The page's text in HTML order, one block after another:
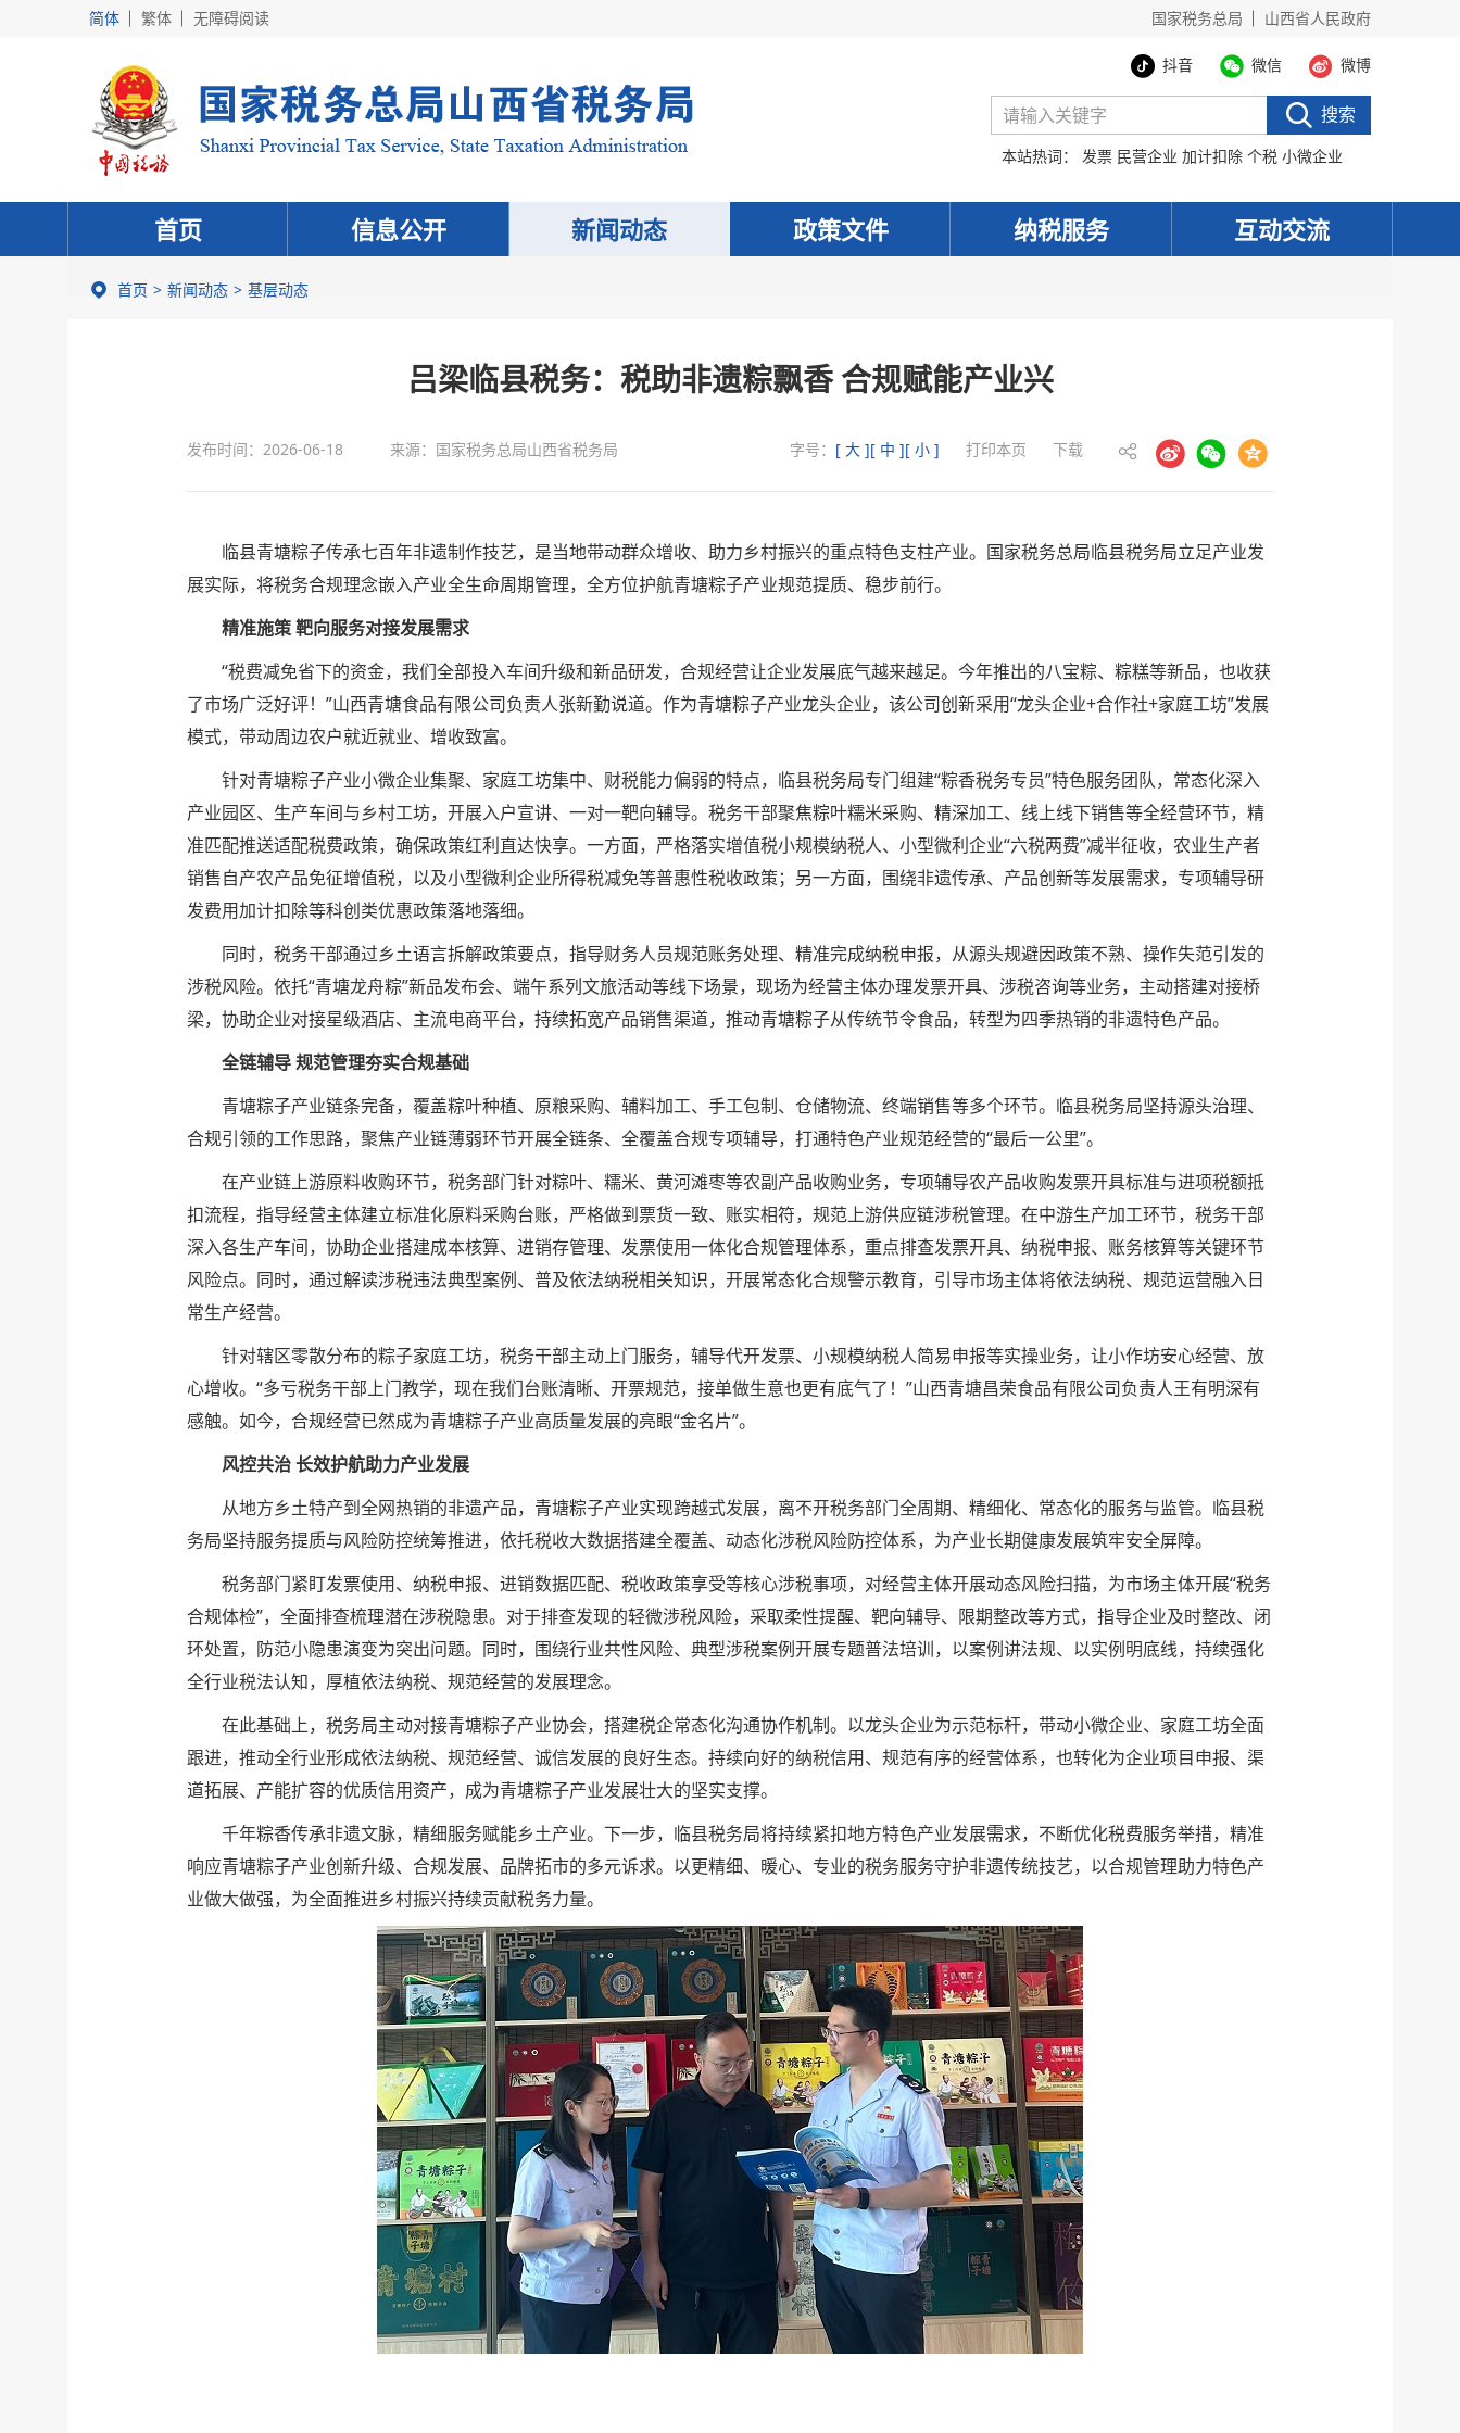
简体 繁体 无障碍阅读 国家税务总局 山西省人民政府
抖音 微信 微博
搜索
本站热词： 发票 民营企业 加计扣除 个税 小微企业
首页 信息公开 新闻动态 政策文件 纳税服务 互动交流
首页 新闻动态 基层动态
吕梁临县税务：税助非遗粽飘香 合规赋能产业兴
发布时间：2026-06-18 来源：国家税务总局山西省税务局 字号： [ 大 ][ 中 ][ 小 ] 打印本页 下载
临县青塘粽子传承七百年非遗制作技艺，是当地带动群众增收、助力乡村振兴的重点特色支柱产业。国家税务总局临县税务局立足产业发
展实际，将税务合规理念嵌入产业全生命周期管理，全方位护航青塘粽子产业规范提质、稳步前行。
精准施策 靶向服务对接发展需求
“税费减免省下的资金，我们全部投入车间升级和新品研发，合规经营让企业发展底气越来越足。今年推出的八宝粽、粽糕等新品，也收获
了市场广泛好评！”山西青塘食品有限公司负责人张新勤说道。作为青塘粽子产业龙头企业，该公司创新采用“龙头企业+合作社+家庭工坊”发展
模式，带动周边农户就近就业、增收致富。
针对青塘粽子产业小微企业集聚、家庭工坊集中、财税能力偏弱的特点，临县税务局专门组建“粽香税务专员”特色服务团队，常态化深入
产业园区、生产车间与乡村工坊，开展入户宣讲、一对一靶向辅导。税务干部聚焦粽叶糯米采购、精深加工、线上线下销售等全经营环节，精
准匹配推送适配税费政策，确保政策红利直达快享。一方面，严格落实增值税小规模纳税人、小型微利企业“六税两费”减半征收，农业生产者
销售自产农产品免征增值税，以及小型微利企业所得税减免等普惠性税收政策；另一方面，围绕非遗传承、产品创新等发展需求，专项辅导研
发费用加计扣除等科创类优惠政策落地落细。
同时，税务干部通过乡土语言拆解政策要点，指导财务人员规范账务处理、精准完成纳税申报，从源头规避因政策不熟、操作失范引发的
涉税风险。依托“青塘龙舟粽”新品发布会、端午系列文旅活动等线下场景，现场为经营主体办理发票开具、涉税咨询等业务，主动搭建对接桥
梁，协助企业对接星级酒店、主流电商平台，持续拓宽产品销售渠道，推动青塘粽子从传统节令食品，转型为四季热销的非遗特色产品。
全链辅导 规范管理夯实合规基础
青塘粽子产业链条完备，覆盖粽叶种植、原粮采购、辅料加工、手工包制、仓储物流、终端销售等多个环节。临县税务局坚持源头治理、
合规引领的工作思路，聚焦产业链薄弱环节开展全链条、全覆盖合规专项辅导，打通特色产业规范经营的“最后一公里”。
在产业链上游原料收购环节，税务部门针对粽叶、糯米、黄河滩枣等农副产品收购业务，专项辅导农产品收购发票开具标准与进项税额抵
扣流程，指导经营主体建立标准化原料采购台账，严格做到票货一致、账实相符，规范上游供应链涉税管理。在中游生产加工环节，税务干部
深入各生产车间，协助企业搭建成本核算、进销存管理、发票使用一体化合规管理体系，重点排查发票开具、纳税申报、账务核算等关键环节
风险点。同时，通过解读涉税违法典型案例、普及依法纳税相关知识，开展常态化合规警示教育，引导市场主体将依法纳税、规范运营融入日
常生产经营。
针对辖区零散分布的粽子家庭工坊，税务干部主动上门服务，辅导代开发票、小规模纳税人简易申报等实操业务，让小作坊安心经营、放
心增收。“多亏税务干部上门教学，现在我们台账清晰、开票规范，接单做生意也更有底气了！”山西青塘昌荣食品有限公司负责人王有明深有
感触。如今，合规经营已然成为青塘粽子产业高质量发展的亮眼“金名片”。
风控共治 长效护航助力产业发展
从地方乡土特产到全网热销的非遗产品，青塘粽子产业实现跨越式发展，离不开税务部门全周期、精细化、常态化的服务与监管。临县税
务局坚持服务提质与风险防控统筹推进，依托税收大数据搭建全覆盖、动态化涉税风险防控体系，为产业长期健康发展筑牢安全屏障。
税务部门紧盯发票使用、纳税申报、进销数据匹配、税收政策享受等核心涉税事项，对经营主体开展动态风险扫描，为市场主体开展“税务
合规体检”，全面排查梳理潜在涉税隐患。对于排查发现的轻微涉税风险，采取柔性提醒、靶向辅导、限期整改等方式，指导企业及时整改、闭
环处置，防范小隐患演变为突出问题。同时，围绕行业共性风险、典型涉税案例开展专题普法培训，以案例讲法规、以实例明底线，持续强化
全行业税法认知，厚植依法纳税、规范经营的发展理念。
在此基础上，税务局主动对接青塘粽子产业协会，搭建税企常态化沟通协作机制。以龙头企业为示范标杆，带动小微企业、家庭工坊全面
跟进，推动全行业形成依法纳税、规范经营、诚信发展的良好生态。持续向好的纳税信用、规范有序的经营体系，也转化为企业项目申报、渠
道拓展、产能扩容的优质信用资产，成为青塘粽子产业发展壮大的坚实支撑。
千年粽香传承非遗文脉，精细服务赋能乡土产业。下一步，临县税务局将持续紧扣地方特色产业发展需求，不断优化税费服务举措，精准
响应青塘粽子产业创新升级、合规发展、品牌拓市的多元诉求。以更精细、暖心、专业的税务服务守护非遗传统技艺，以合规管理助力特色产
业做大做强，为全面推进乡村振兴持续贡献税务力量。